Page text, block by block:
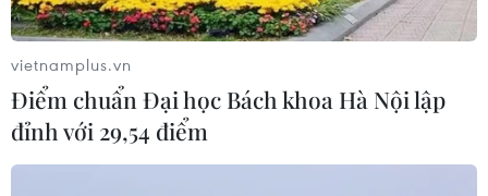
thanh toán quốc tế qua tài khoản ở
Việt Nam
09/08/2026 09:50
Công suất lọc dầu thu hẹp, giá xăng
vietnamplus.vn
Điểm chuẩn Đại học Bách khoa Hà Nội lập
đỉnh với 29,54 điểm